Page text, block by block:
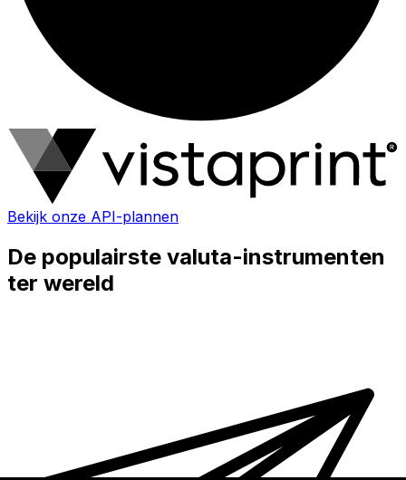
Bekijk onze API-plannen
De populairste valuta-instrumenten
ter wereld